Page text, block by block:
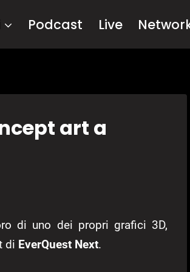
Podcast Live
art a
di uno dei propri grafici 3D,
di EverQuest Next.